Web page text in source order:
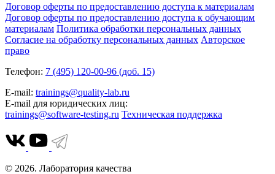
Договор оферты по предоставлению доступа к материалам
Договор оферты по предоставлению доступа к обучающим
материалам Политика обработки персональных данных
Согласие на обработку персональных данных Авторское
право
Телефон: 7 (495) 120-00-96 (доб. 15)
E-mail: trainings@quality-lab.ru
E-mail для юридических лиц:
trainings@software-testing.ru Техническая поддержка
© 2026. Лаборатория качества